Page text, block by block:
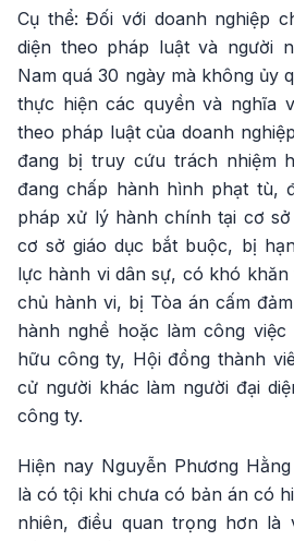
Cụ thể: Đối với doanh nghiệp
diện theo pháp luật và người
Nam quá 30 ngày mà không ủy
thực hiện các quyền và nghĩa
theo pháp luật của doanh
đang bị truy cứu trách nhiệm
đang chấp hành hình phạt tù,
pháp xử lý hành chính tại cơ
cơ sở giáo dục bắt buộc, bị
lực hành vi dân sự, có khó
chủ hành vi, bị Tòa án cấm
hành nghề hoặc làm công
hữu công ty, Hội đồng thành
cử người khác làm người đại
công ty.
Hiện nay Nguyễn Phương
là có tội khi chưa có bản án có
nhiên, điều quan trọng hơn là